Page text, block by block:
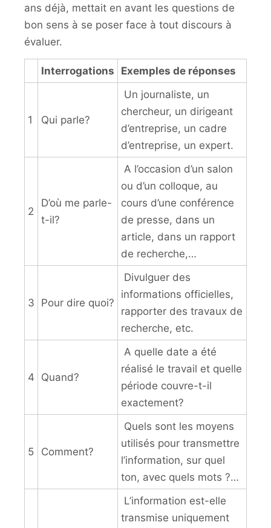
ans déjà, mettait en avant les questions de
bon sens à se poser face à tout discours à
évaluer.
Interrogations Exemples de réponses
1 Qui parle?
Un journaliste, un
chercheur, un dirigeant
d’entreprise, un cadre
d’entreprise, un expert.
2
D’où me parle-
t-il?
A l’occasion d’un salon
ou d’un colloque, au
cours d’une conférence
de presse, dans un
article, dans un rapport
de recherche,…
3 Pour dire quoi?
Divulguer des
informations officielles,
rapporter des travaux de
recherche, etc.
4 Quand?
A quelle date a été
réalisé le travail et quelle
période couvre-t-il
exactement?
5 Comment?
Quels sont les moyens
utilisés pour transmettre
l’information, sur quel
ton, avec quels mots ?…
L’information est-elle
transmise uniquement